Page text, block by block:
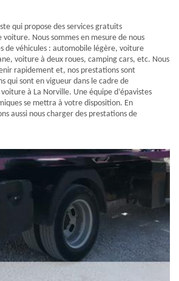
qui propose des services gratuits
voiture. Nous sommes en mesure de nous
de véhicules : automobile légère, voiture
voiture à deux roues, camping cars, etc. Nous
rapidement et, nos prestations sont
qui sont en vigueur dans le cadre de
à La Norville. Une équipe d’épavistes
se mettra à votre disposition. En
aussi nous charger des prestations de